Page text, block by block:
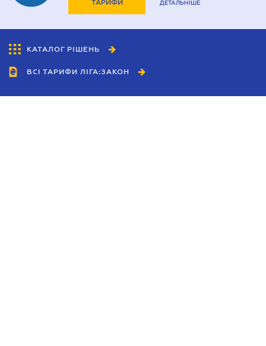
ТАРИФИ ДЕТАЛЬНІШЕ
КАТАЛОГ РІШЕНЬ
ВСІ ТАРИФИ ЛІГА:ЗАКОН